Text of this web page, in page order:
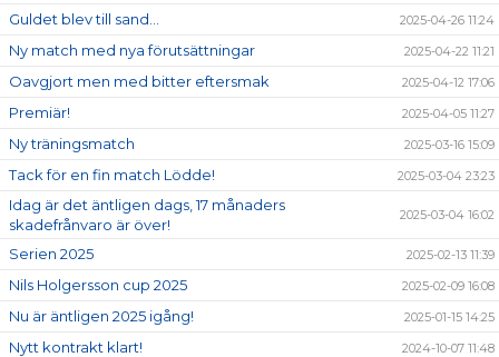
Guldet blev till sand... 2025-04-26 11:24
Ny match med nya förutsättningar 2025-04-22 11:21
Oavgjort men med bitter eftersmak 2025-04-12 17:06
Premiär! 2025-04-05 11:27
Ny träningsmatch 2025-03-16 15:09
Tack för en fin match Lödde! 2025-03-04 23:23
Idag är det äntligen dags, 17 månaders
skadefrånvaro är över!
2025-03-04 16:02
Serien 2025 2025-02-13 11:39
Nils Holgersson cup 2025 2025-02-09 16:08
Nu är äntligen 2025 igång! 2025-01-15 14:25
Nytt kontrakt klart! 2024-10-07 11:48